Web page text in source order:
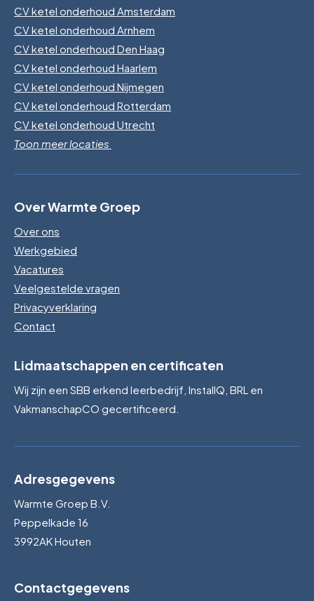
CV ketel onderhoud Amsterdam
CV ketel onderhoud Arnhem
CV ketel onderhoud Den Haag
CV ketel onderhoud Haarlem
CV ketel onderhoud Nijmegen
CV ketel onderhoud Rotterdam
CV ketel onderhoud Utrecht
Toon meer locaties
Over Warmte Groep
Over ons
Werkgebied
Vacatures
Veelgestelde vragen
Privacyverklaring
Contact
Lidmaatschappen en certificaten
Wij zijn een SBB erkend leerbedrijf, InstallQ, BRL en
VakmanschapCO gecertificeerd.
Adresgegevens
Warmte Groep B.V.
Peppelkade 16
3992AK Houten
Contactgegevens